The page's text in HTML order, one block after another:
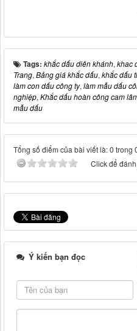
Tags: khắc dấu diên khánh, khac
Trang, Bảng giá khắc dấu, khắc dấu
làm con dấu công ty, làm mẫu dấu
nghiệp, Khắc dấu hoàn công cam
mẫu dấu
Tổng số điểm của bài viết là: 0 trong
Click để
Ý kiến bạn đọc